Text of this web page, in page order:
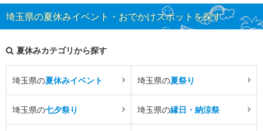
埼玉県の夏休みイベント・おでかけスポットを探す
夏休みカテゴリから探す
埼玉県の夏休みイベント 埼玉県の夏祭り
埼玉県の七夕祭り 埼玉県の縁日・納涼祭